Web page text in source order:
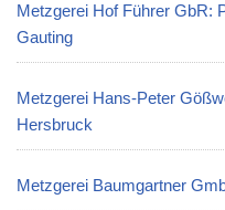
Metzgerei Hof Führer GbR:
Gauting
Metzgerei Hans-Peter
Hersbruck
Metzgerei Baumgartner